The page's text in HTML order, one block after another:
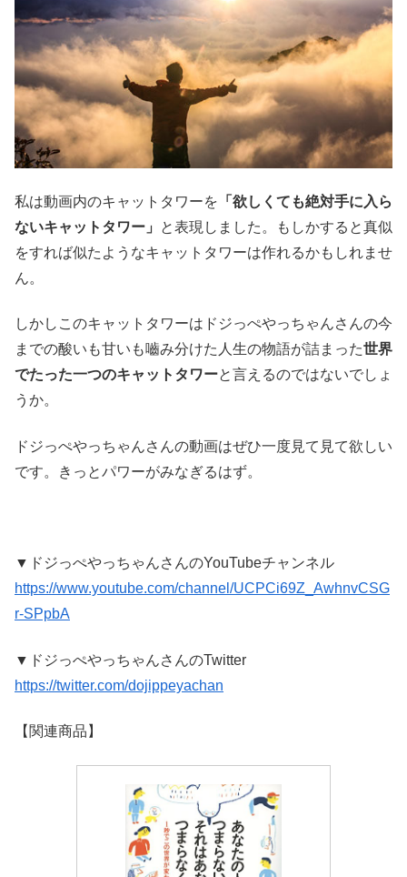
私は動画内のキャットタワーを 「欲しくても絶対手に入ら
ないキャットタワー」
と表現しました。もしかすると真似
をすれば似たようなキャットタワーは作れるかもしれませ
ん。
しかしこのキャットタワーはドジっぺやっちゃんさんの今
までの酸いも甘いも嚙み分けた人生の物語が詰まった世界
でたった一つのキャットタワーと言えるのではないでしょ
うか。
ドジっぺやっちゃんさんの動画はぜひ一度見て見て欲しい
です。きっとパワーがみなぎるはず。
▼ドジっぺやっちゃんさんのYouTubeチャンネル
https://www.youtube.com/channel/UCPCi69Z_AwhnvCSG
r-SPpbA
▼ドジっぺやっちゃんさんのTwitter
https://twitter.com/dojippeyachan
【関連商品】